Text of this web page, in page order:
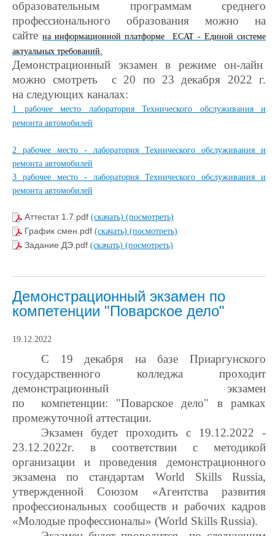
образовательным программам среднего
профессионального образования можно на
сайтена информационной платформе ЕCAT - Единой системе
актуальных требований.
Демонстрационный экзамен в режиме он-лайн
можно смотреть с 20 по 23 декабря 2022 г.
на следующих каналах:
1 рабочее место лаборатория Технического обслуживания и
ремонта автомобилей
2 рабочее место - лаборатория Технического обслуживания и
ремонта автомобилей
3 рабочее место - лаборатория Технического обслуживания и
ремонта автомобилей
Аттестат 1.7.pdf (скачать) (посмотреть)
График смен.pdf (скачать) (посмотреть)
Задание ДЭ.pdf (скачать) (посмотреть)
Демонстрационный экзамен по
компетенции "Поварское дело"
19.12.2022
С 19 декабря на базе Приаргунского
государственного колледжа проходит
демонстрационный экзамен
по
компетенции: "Поварское дело" в рамках
промежуточной аттестации.
Экзамен будет проходить с 19.12.2022 -
23.12.2022г. в соответствии с методикой
организации и проведения демонстрационного
экзамена по стандартам World Skills Russia,
утвержденной Союзом «Агентства развития
профессиональных сообществ и рабочих кадров
«Молодые профессионалы» (World Skills Russia).